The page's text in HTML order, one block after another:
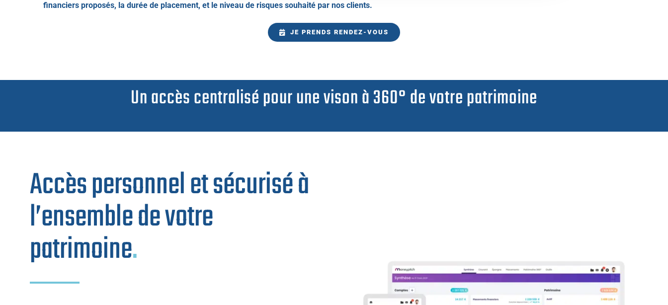
financiers proposés, la durée de placement, et le niveau de risques souhaité par nos clients.
JE PRENDS RENDEZ-VOUS
Un accèscentralisé pour une vison à 360° de votre patrimoine
Accès personnel et sécurisé à
l’ensemble de votre
patrimoine.